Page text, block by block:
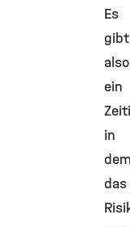
Es
gibt
also
ein
in
das